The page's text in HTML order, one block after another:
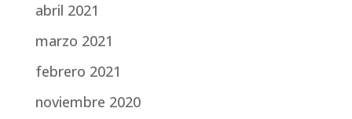
abril 2021
marzo 2021
febrero 2021
noviembre 2020